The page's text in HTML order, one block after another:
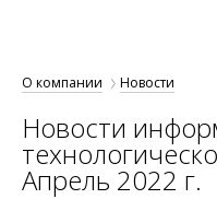
О компании Новости
Новости
Апрель 2022 г.